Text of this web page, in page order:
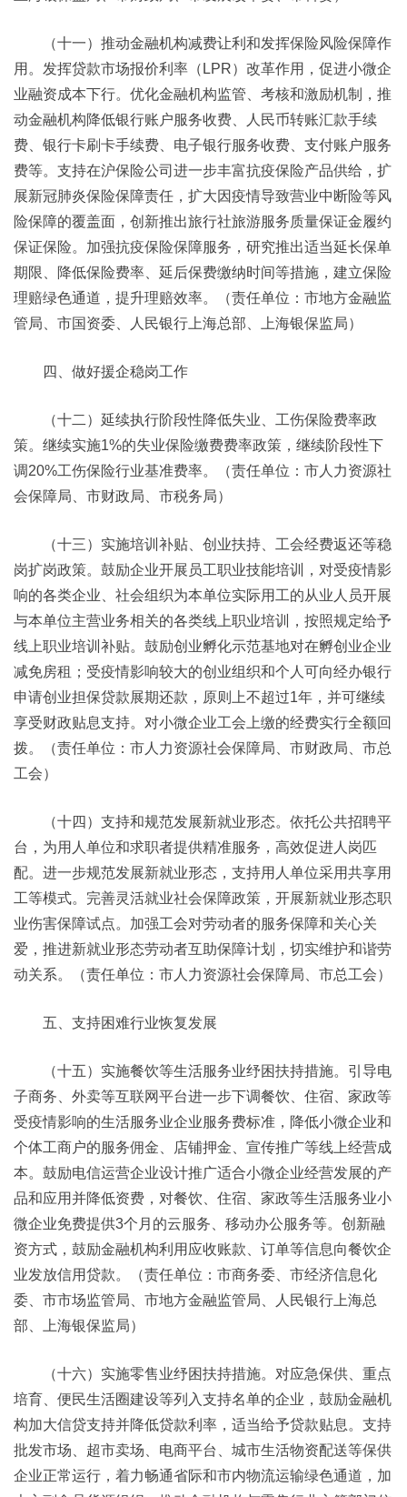
（十一）推动金融机构减费让利和发挥保险风险保障作
用。发挥贷款市场报价利率（LPR）改革作用，促进小微企
业融资成本下行。优化金融机构监管、考核和激励机制，推
动金融机构降低银行账户服务收费、人民币转账汇款手续
费、银行卡刷卡手续费、电子银行服务收费、支付账户服务
费等。支持在沪保险公司进一步丰富抗疫保险产品供给，扩
展新冠肺炎保险保障责任，扩大因疫情导致营业中断险等风
险保障的覆盖面，创新推出旅行社旅游服务质量保证金履约
保证保险。加强抗疫保险保障服务，研究推出适当延长保单
期限、降低保险费率、延后保费缴纳时间等措施，建立保险
理赔绿色通道，提升理赔效率。（责任单位：市地方金融监
管局、市国资委、人民银行上海总部、上海银保监局）
四、做好援企稳岗工作
（十二）延续执行阶段性降低失业、工伤保险费率政
策。继续实施1%的失业保险缴费费率政策，继续阶段性下
调20%工伤保险行业基准费率。（责任单位：市人力资源社
会保障局、市财政局、市税务局）
（十三）实施培训补贴、创业扶持、工会经费返还等稳
岗扩岗政策。鼓励企业开展员工职业技能培训，对受疫情影
响的各类企业、社会组织为本单位实际用工的从业人员开展
与本单位主营业务相关的各类线上职业培训，按照规定给予
线上职业培训补贴。鼓励创业孵化示范基地对在孵创业企业
减免房租；受疫情影响较大的创业组织和个人可向经办银行
申请创业担保贷款展期还款，原则上不超过1年，并可继续
享受财政贴息支持。对小微企业工会上缴的经费实行全额回
拨。（责任单位：市人力资源社会保障局、市财政局、市总
工会）
（十四）支持和规范发展新就业形态。依托公共招聘平
台，为用人单位和求职者提供精准服务，高效促进人岗匹
配。进一步规范发展新就业形态，支持用人单位采用共享用
工等模式。完善灵活就业社会保障政策，开展新就业形态职
业伤害保障试点。加强工会对劳动者的服务保障和关心关
爱，推进新就业形态劳动者互助保障计划，切实维护和谐劳
动关系。（责任单位：市人力资源社会保障局、市总工会）
五、支持困难行业恢复发展
（十五）实施餐饮等生活服务业纾困扶持措施。引导电
子商务、外卖等互联网平台进一步下调餐饮、住宿、家政等
受疫情影响的生活服务业企业服务费标准，降低小微企业和
个体工商户的服务佣金、店铺押金、宣传推广等线上经营成
本。鼓励电信运营企业设计推广适合小微企业经营发展的产
品和应用并降低资费，对餐饮、住宿、家政等生活服务业小
微企业免费提供3个月的云服务、移动办公服务等。创新融
资方式，鼓励金融机构利用应收账款、订单等信息向餐饮企
业发放信用贷款。（责任单位：市商务委、市经济信息化
委、市市场监管局、市地方金融监管局、人民银行上海总
部、上海银保监局）
（十六）实施零售业纾困扶持措施。对应急保供、重点
培育、便民生活圈建设等列入支持名单的企业，鼓励金融机
构加大信贷支持并降低贷款利率，适当给予贷款贴息。支持
批发市场、超市卖场、电商平台、城市生活物资配送等保供
企业正常运行，着力畅通省际和市内物流运输绿色通道，加